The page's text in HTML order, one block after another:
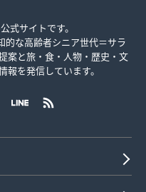
式サイトです。
的な高齢者シニア世代＝サラ
案と旅・食・人物・歴史・文
を発信しています。